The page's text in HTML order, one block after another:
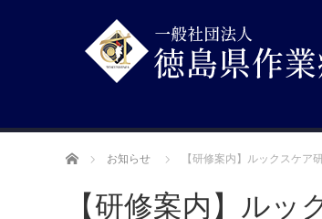
ホーム お知らせ 【研修案内】ルックスケア
【研修案内】ルッ